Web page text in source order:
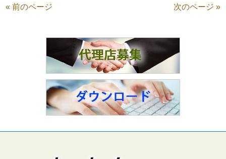
« 前のページ 次のページ »